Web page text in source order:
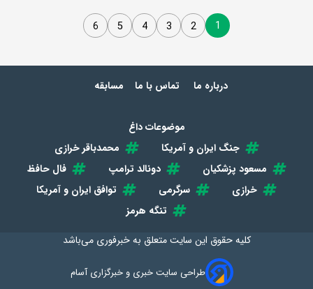
1
2
3
4
5
6
درباره ما تماس با ما مسابقه
موضوعات داغ
جنگ ایران و آمریکا
محمدباقر خرازی
مسعود پزشکیان
دونالد ترامپ
فال حافظ
خرازی
سرگرمی
توافق ایران و آمریکا
تنگه هرمز
کلیه حقوق این سایت متعلق بهخبرفوری می‌باشد
طراحی سایت خبری و خبرگزاری آسام